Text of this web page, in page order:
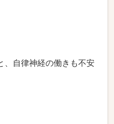
、自律神経の働きも不安